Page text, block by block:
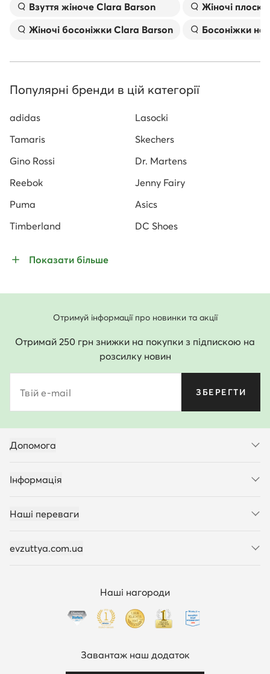
Взуття жіноче Clara Barson
Жіночі босоніжки Clara Barson
Жіночі
Босоніжки на
Популярні бренди в цій категорії
adidas
Lasocki
Tamaris
Skechers
Gino Rossi
Dr. Martens
Reebok
Jenny Fairy
Puma
Asics
Timberland
DC Shoes
Показати більше
Отримуй інформації про новинки та акції
Отримай 250 грн знижки на покупки з підпискою на
розсилку новин
Твій e-mail ЗБЕРЕГТИ
Допомога
Інформація
Наші переваги
evzuttya.com.ua
Наші нагороди
Завантаж наш додаток